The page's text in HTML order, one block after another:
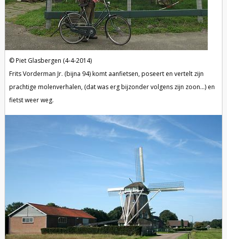
Piet Glasbergen (4-4-2014)
Frits Vorderman Jr. (bijna 94) komt aanfietsen, poseert en vertelt zijn
prachtige molenverhalen, (dat was erg bijzonder volgens zijn zoon...) en
fietst weer weg.